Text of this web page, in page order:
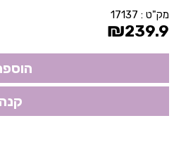
מק"ט : 17137
₪239.9